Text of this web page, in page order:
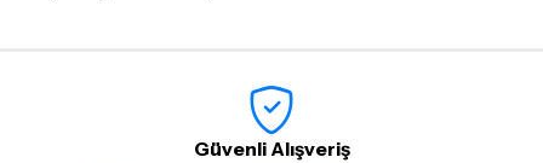
Güvenli Alışveriş